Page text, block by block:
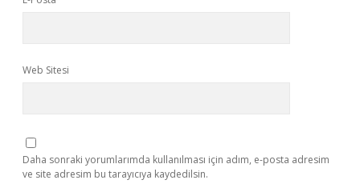
Web Sitesi
Daha sonraki yorumlarımda kullanılması için adım, e-posta adresim
ve site adresim bu tarayıcıya kaydedilsin.